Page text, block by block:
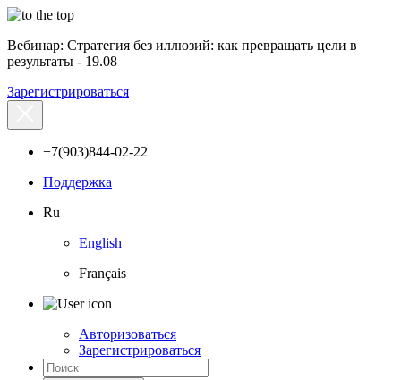
Вебинар: Стратегия без иллюзий: как превращать цели в
результаты - 19.08
Зарегистрироваться
+7(903)844-02-22
Поддержка
Ru
English
Français
Авторизоваться
Зарегистрироваться